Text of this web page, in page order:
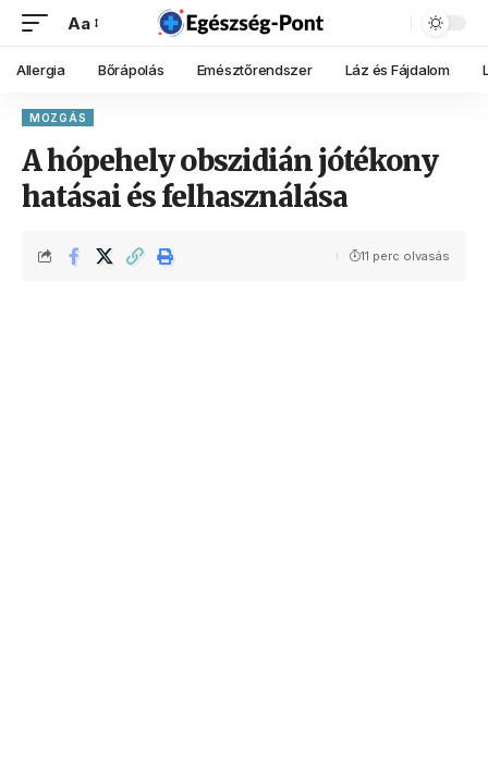
Aa
Allergia Bőrápolás Emésztőrendszer Láz és Fájdalom
MOZGÁS
A hópehely obszidián jótékony
hatásai és felhasználása
11 perc olvasás